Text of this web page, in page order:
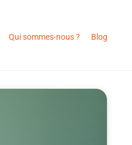
Qui sommes-nous ? Blog